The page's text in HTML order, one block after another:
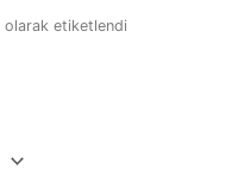
olarak etiketlendi